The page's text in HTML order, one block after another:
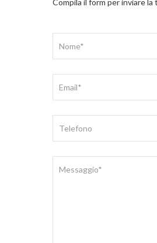
Compila il form per inviare la